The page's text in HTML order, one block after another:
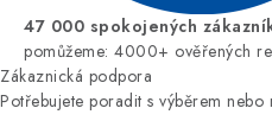
47 000 spokojených
pomůžeme: 4000+ ověřených
Zákaznická podpora
Potřebujete poradit s výběrem nebo